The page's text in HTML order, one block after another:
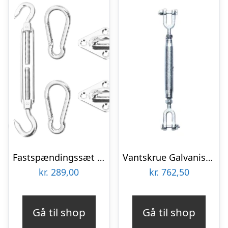
Fastspændingssæt til solsejl – 6 dele i rustfrit stål 316
kr. 289,00
Gå til shop
Vantskrue Galvaniseret 401 M/gafler – M20
kr. 762,50
Gå til shop